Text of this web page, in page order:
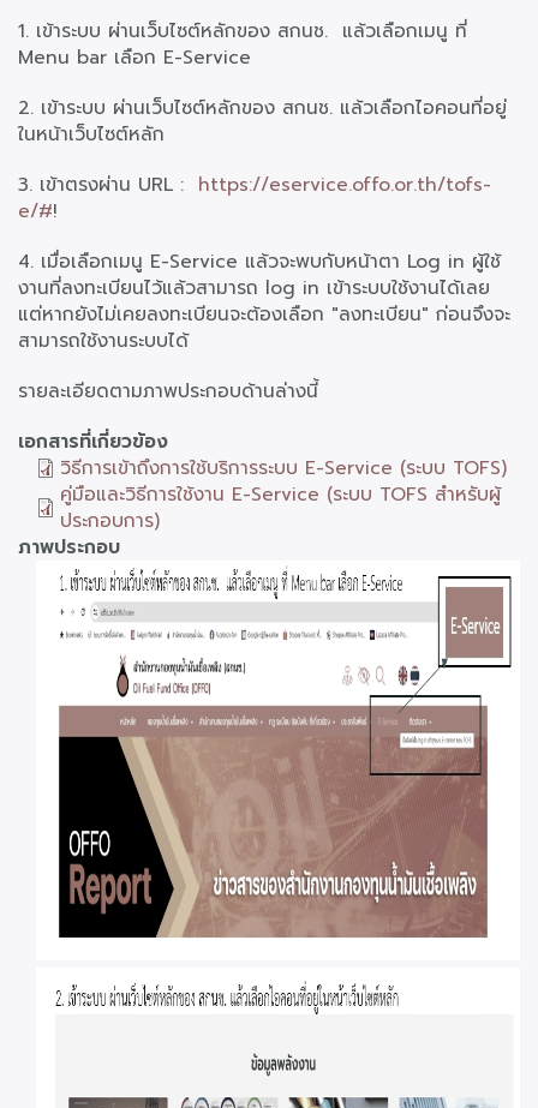
1. เข้าระบบ ผ่านเว็บไซต์หลักของ สกนช. แล้วเลือกเมนู ที่
Menu bar เลือก E-Service
2. เข้าระบบ ผ่านเว็บไซต์หลักของ สกนช. แล้วเลือกไอคอนที่อยู่
ในหน้าเว็บไซต์หลัก
3. เข้าตรงผ่าน URL : https://eservice.offo.or.th/tofs-
e/#!
4. เมื่อเลือกเมนู E-Service แล้วจะพบกับหน้าตา Log in ผู้ใช้
งานที่ลงทะเบียนไว้แล้วสามารถ log in เข้าระบบใช้งานได้เลย
แต่หากยังไม่เคยลงทะเบียนจะต้องเลือก "ลงทะเบียน" ก่อนจึงจะ
สามารถใช้งานระบบได้
รายละเอียดตามภาพประกอบด้านล่างนี้
เอกสารที่เกี่ยวข้อง
วิธีการเข้าถึงการใช้บริการระบบ E-Service (ระบบ TOFS)
คู่มือและวิธีการใช้งาน E-Service (ระบบ TOFS สำหรับผู้
ประกอบการ)
ภาพประกอบ